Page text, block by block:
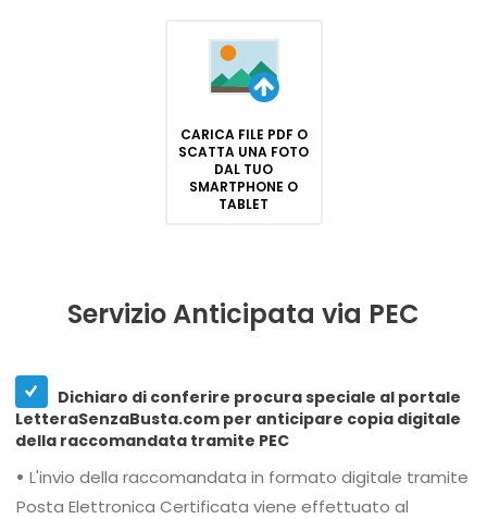
CARICA FILE PDF O
SCATTA UNA FOTO
DAL TUO
SMARTPHONE O
TABLET
Servizio Anticipata via PEC
Dichiaro di conferire procura speciale al portale
LetteraSenzaBusta.com per anticipare copia digitale
della raccomandata tramite PEC
• L'invio della raccomandata in formato digitale tramite
Posta Elettronica Certificata viene effettuato al